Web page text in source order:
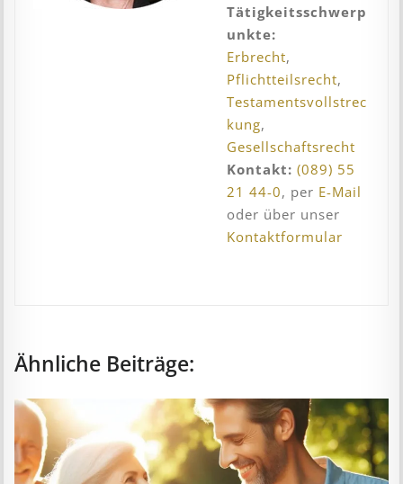
Tätigkeitsschwerp
unkte:
Erbrecht,
Pflichtteilsrecht,
Testamentsvollstrec
kung,
Gesellschaftsrecht
Kontakt: (089) 55
21 44-0, per E-Mail
oder über unser
Kontaktformular
Ähnliche Beiträge: